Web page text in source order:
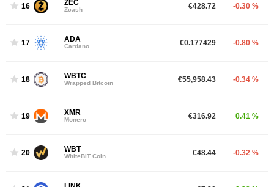
16 ZEC
Zcash €428.72 -0.30 %
17 ADA
Cardano €0.177429 -0.80 %
18 WBTC
Wrapped Bitcoin €55,958.43 -0.34 %
19 XMR
Monero €316.92 0.41 %
20 WBT
WhiteBIT Coin €48.44 -0.32 %